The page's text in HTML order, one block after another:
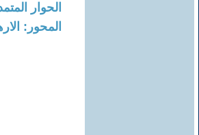
الحوار المتمدن-العدد:
المحور: